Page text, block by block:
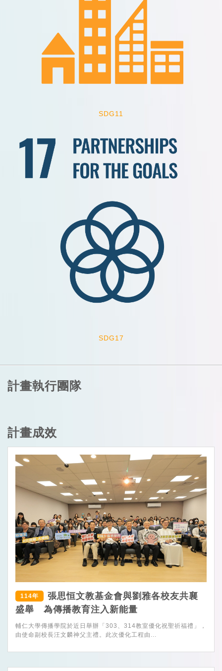
SDG11
SDG17
計畫執行團隊
計畫成效
114年
張思恒文教基金會與劉雅各校友共襄
盛舉 為傳播教育注入新能量
輔仁大學傳播學院於近日舉辦「303、314教室優化祝聖祈福禮」，
由使命副校長汪文麟神父主禮。此次優化工程由...